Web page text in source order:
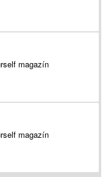
magazín
magazín